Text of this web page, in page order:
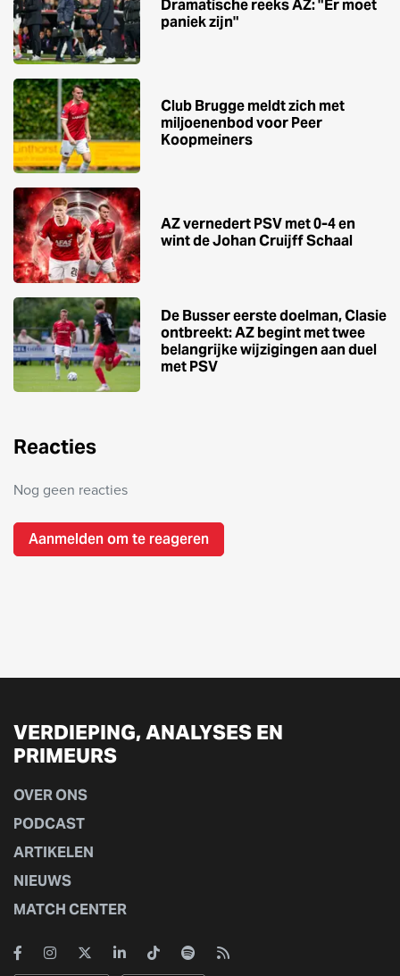
Dramatische reeks AZ: "Er moet
paniek zijn"
Club Brugge meldt zich met
miljoenenbod voor Peer
Koopmeiners
AZ vernedert PSV met 0-4 en
wint de Johan Cruijff Schaal
De Busser eerste doelman, Clasie
ontbreekt: AZ begint met twee
belangrijke wijzigingen aan duel
met PSV
Reacties
Nog geen reacties
Aanmelden om te reageren
VERDIEPING, ANALYSES EN
PRIMEURS
OVER ONS
PODCAST
ARTIKELEN
NIEUWS
MATCH CENTER